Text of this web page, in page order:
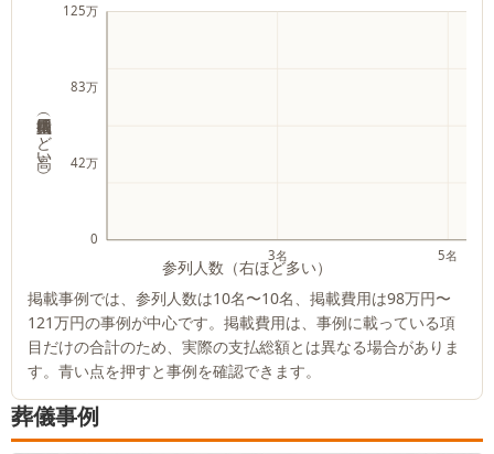
掲載費用（上ほど高い）
参列人数（右ほど多い）
3名 5名
0
42万
83万
125万
掲載事例では、参列人数は10名〜10名、掲載費用は98万円〜
121万円の事例が中心です。掲載費用は、事例に載っている項
目だけの合計のため、実際の支払総額とは異なる場合がありま
す。青い点を押すと事例を確認できます。
葬儀事例